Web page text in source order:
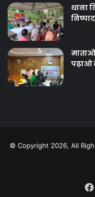
थाना
पढ़ाओ
© Copyright 2026, All